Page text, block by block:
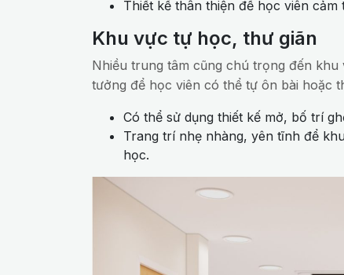
Thiết kế thân thiện để học viên
Khu vực tự học, thư giãn
Nhiều trung tâm cũng chú trọng đến
tưởng để học viên có thể tự ôn bài hoặc
Có thể sử dụng thiết kế mở, bố trí
Trang trí nhẹ nhàng, yên tĩnh để
học.